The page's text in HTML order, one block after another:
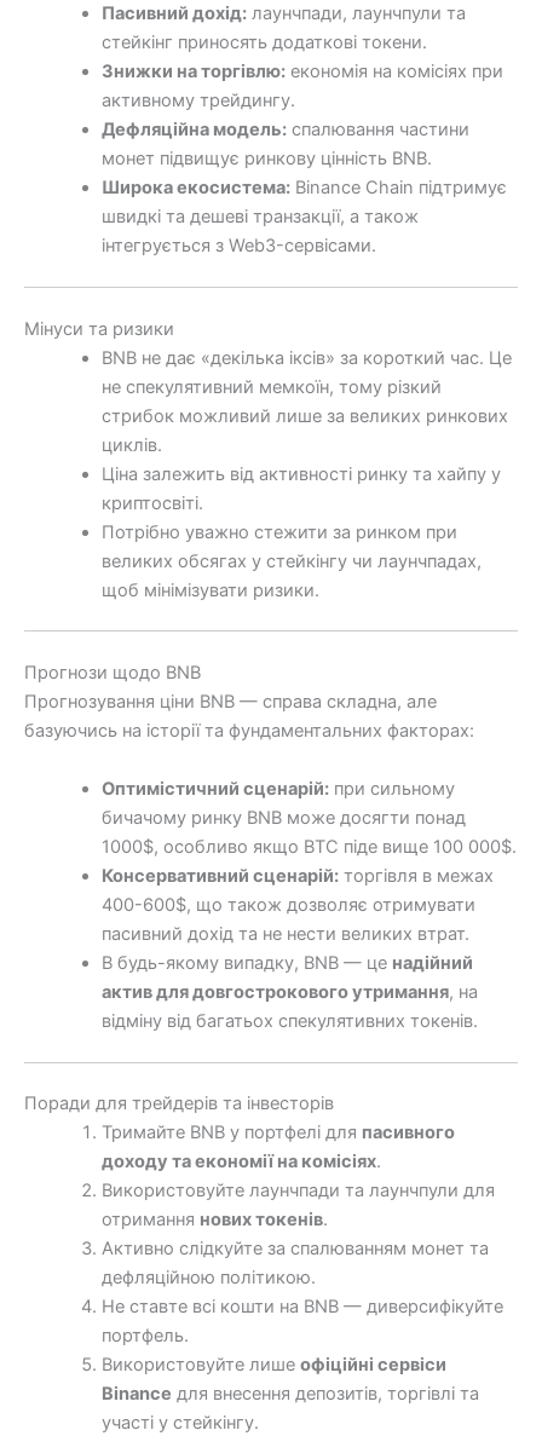
Пасивний дохід:лаунчпади, лаунчпули та
стейкінг приносять додаткові токени.
Знижки на торгівлю:економія на комісіях при
активному трейдингу.
Дефляційна модель:спалювання частини
монет підвищує ринкову цінність BNB.
Широка екосистема:Binance Chain підтримує
швидкі та дешеві транзакції, а також
інтегрується з Web3-сервісами.
Мінуси та ризики
BNB не дає «декілька іксів» за короткий час. Це
не спекулятивний мемкоїн, тому різкий
стрибок можливий лише за великих ринкових
циклів.
Ціна залежить від активності ринку та хайпу у
криптосвіті.
Потрібно уважно стежити за ринком при
великих обсягах у стейкінгу чи лаунчпадах,
щоб мінімізувати ризики.
Прогнози щодо BNB
Прогнозування ціни BNB — справа складна, але
базуючись на історії та фундаментальних факторах:
Оптимістичний сценарій:при сильному
бичачому ринку BNB може досягти понад
1000$, особливо якщо BTC піде вище 100 000$.
Консервативний сценарій:торгівля в межах
400-600$, що також дозволяє отримувати
пасивний дохід та не нести великих втрат.
В будь-якому випадку, BNB — це надійний
актив для довгострокового утримання, на
відміну від багатьох спекулятивних токенів.
Поради для трейдерів та інвесторів
Тримайте BNB у портфелі для пасивного
доходу та економії на комісіях.
Використовуйте лаунчпади та лаунчпули для
отримання нових токенів.
Активно слідкуйте за спалюванням монет та
дефляційною політикою.
Не ставте всі кошти на BNB — диверсифікуйте
портфель.
Використовуйте лише офіційні сервіси
Binance для внесення депозитів, торгівлі та
участі у стейкінгу.